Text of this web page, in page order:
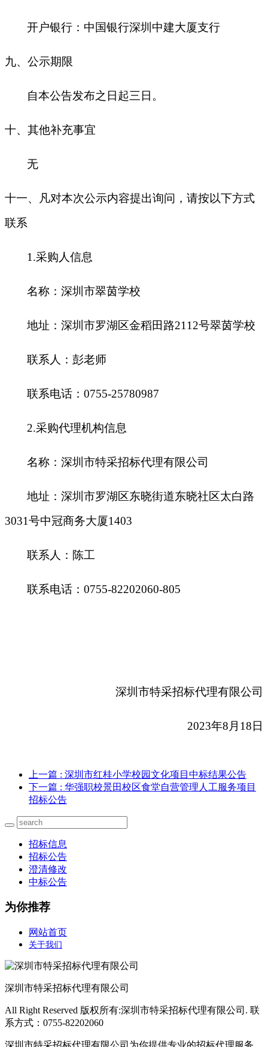
开户银行：中国银行深圳中建大厦支行
九、公示期限
自本公告发布之日起三日。
十、其他补充事宜
无
十一、凡对本次公示内容提出询问，请按以下方式
联系
1.采购人信息
名称：深圳市翠茵学校
地址：深圳市罗湖区金稻田路2112号翠茵学校
联系人：彭老师
联系电话： 0755-25780987
2.采购代理机构信息
名称：深圳市特采招标代理有限公司
地址：深圳市罗湖区东晓街道东晓社区太白路
3031号中冠商务大厦1403
联系人：陈工
联系电话： 0755-82202060-805
深圳市特采招标代理有限公司
2023年8月18日
上一篇 : 深圳市红桂小学校园文化项目中标结果公告
下一篇 : 华强职校景田校区食堂自营管理人工服务项目
招标公告
招标信息
招标公告
澄清修改
中标公告
为你推荐
网站首页
关于我们
深圳市特采招标代理有限公司
All Right Reserved 版权所有:深圳市特采招标代理有限公司. 联
系方式：0755-82202060
深圳市特采招标代理有限公司为你提供专业的招标代理服务